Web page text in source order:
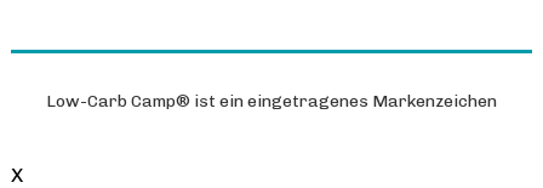
Low-Carb Camp® ist ein eingetragenes Markenzeichen
X